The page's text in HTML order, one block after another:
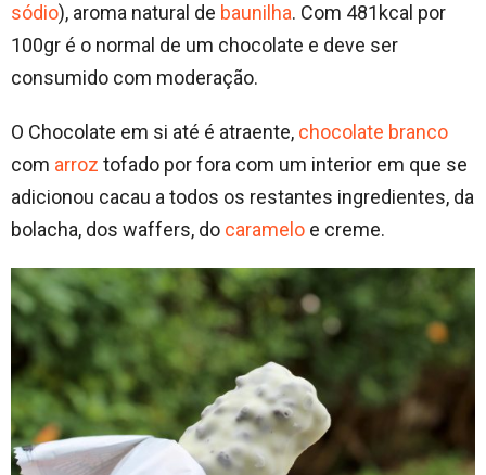
sódio), aroma natural de baunilha. Com 481kcal por
100gr é o normal de um chocolate e deve ser
consumido com moderação.
O Chocolate em si até é atraente, chocolate branco
com arroz tofado por fora com um interior em que se
adicionou cacau a todos os restantes ingredientes, da
bolacha, dos waffers, do caramelo e creme.